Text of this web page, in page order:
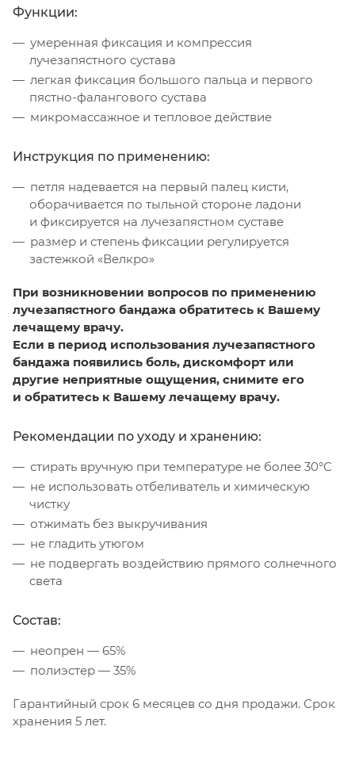
Функции:
умеренная фиксация и компрессия
лучезапястного сустава
легкая фиксация большого пальца и первого
пястно-фалангового сустава
микромассажное и тепловое действие
Инструкция по применению:
петля надевается на первый палец кисти,
оборачивается по тыльной стороне ладони
и фиксируется на лучезапястном суставе
размер и степень фиксации регулируется
застежкой «Велкро»
При возникновении вопросов по применению
лучезапястного бандажа обратитесь к Вашему
лечащему врачу.
Если в период использования лучезапястного
бандажа появились боль, дискомфорт или
другие неприятные ощущения, снимите его
и обратитесь к Вашему лечащему врачу.
Рекомендации по уходу и хранению:
стирать вручную при температуре не более 30°С
не использовать отбеливатель и химическую
чистку
отжимать без выкручивания
не гладить утюгом
не подвергать воздействию прямого солнечного
света
Состав:
неопрен — 65%
полиэстер — 35%
Гарантийный срок 6 месяцев со дня продажи. Срок
хранения 5 лет.